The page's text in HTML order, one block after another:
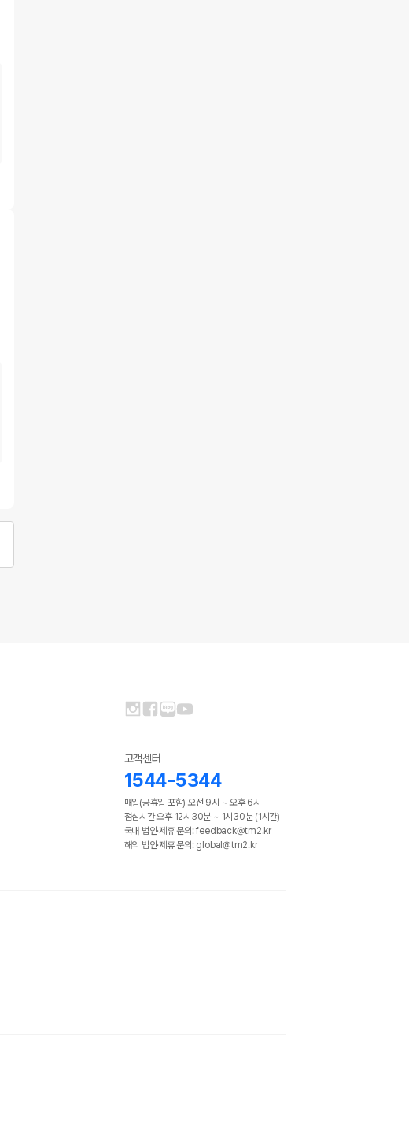
고객센터
1544-5344
매일(공휴일 포함) 오전 9시 ~ 오후 6시
점심시간 오후 12시30분 ~ 1시30분 (1시간)
국내 법인·제휴 문의: feedback@tm2.kr
해외 법인·제휴 문의: global@tm2.kr